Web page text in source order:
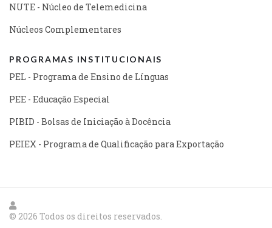
NUTE - Núcleo de Telemedicina
Núcleos Complementares
PROGRAMAS INSTITUCIONAIS
PEL - Programa de Ensino de Línguas
PEE - Educação Especial
PIBID - Bolsas de Iniciação à Docência
PEIEX - Programa de Qualificação para Exportação
© 2026 Todos os direitos reservados.